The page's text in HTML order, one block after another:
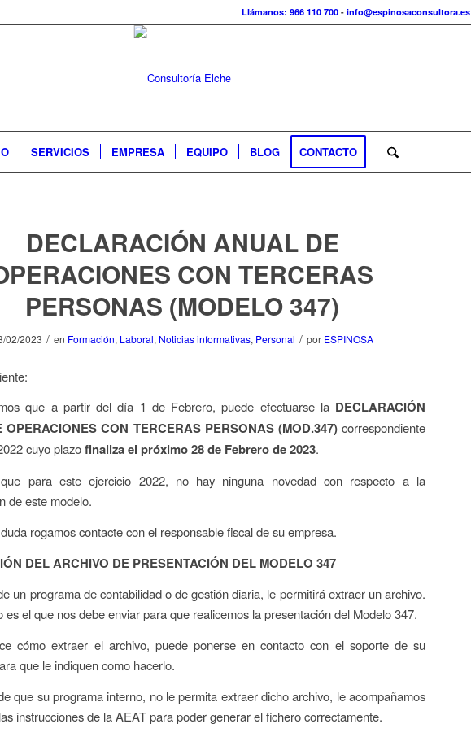
Llámanos: 966 110 700 - info@espinosaconsultora.es
SERVICIOS EMPRESA EQUIPO BLOG CONTACTO
DECLARACIÓN ANUAL DE
CON TERCERAS
PERSONAS (MODELO 347)
02/2023 / en Formación, Laboral, Noticias informativas, Personal / por ESPINOSA
que a partir del día 1 de Febrero, puede efectuarse la DECLARACIÓN
OPERACIONES CON TERCERAS PERSONAS (MOD.347)correspondiente
cuyo plazofinaliza el próximo 28 de Febrero de 2023.
para este ejercicio 2022, no hay ninguna novedad con respecto a la
de este modelo.
rogamos contacte con el responsable fiscal de su empresa.
DEL ARCHIVO DE PRESENTACIÓN DEL MODELO 347
un programa de contabilidad o de gestión diaria, le permitirá extraer un archivo.
es el que nos debe enviar para que realicemos la presentación del Modelo 347.
cómo extraer el archivo, puede ponerse en contacto con el soporte de su
que le indiquen como hacerlo.
que su programa interno, no le permita extraer dicho archivo, le acompañamos
instrucciones de la AEAT para poder generar el fichero correctamente.